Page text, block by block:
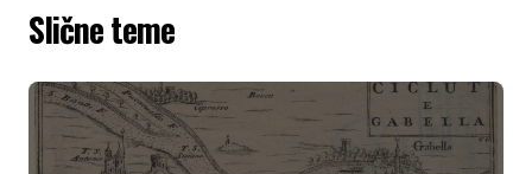
Slične teme